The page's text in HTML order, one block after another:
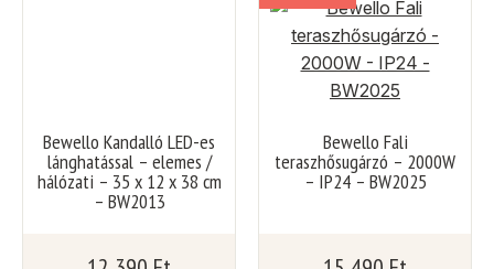
Bewello Kandalló LED-es
lánghatással – elemes /
hálózati – 35 x 12 x 38 cm
– BW2013
Bewello Fali
teraszhősugárzó – 2000W
– IP24 – BW2025